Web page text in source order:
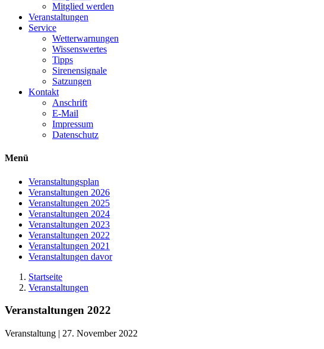
Mitglied werden
Veranstaltungen
Service
Wetterwarnungen
Wissenswertes
Tipps
Sirenensignale
Satzungen
Kontakt
Anschrift
E-Mail
Impressum
Datenschutz
Menü
Veranstaltungsplan
Veranstaltungen 2026
Veranstaltungen 2025
Veranstaltungen 2024
Veranstaltungen 2023
Veranstaltungen 2022
Veranstaltungen 2021
Veranstaltungen davor
Startseite
Veranstaltungen
Veranstaltungen 2022
Veranstaltung | 27. November 2022